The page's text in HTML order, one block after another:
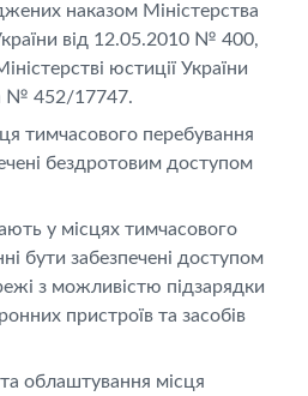
наказом Міністерства
від 12.05.2010 № 400,
юстиції України
№ 452/17747.
тимчасового перебування
бездротовим доступом
у місцях тимчасового
бути забезпечені доступом
з можливістю підзарядки
пристроїв та засобів
та облаштування місця